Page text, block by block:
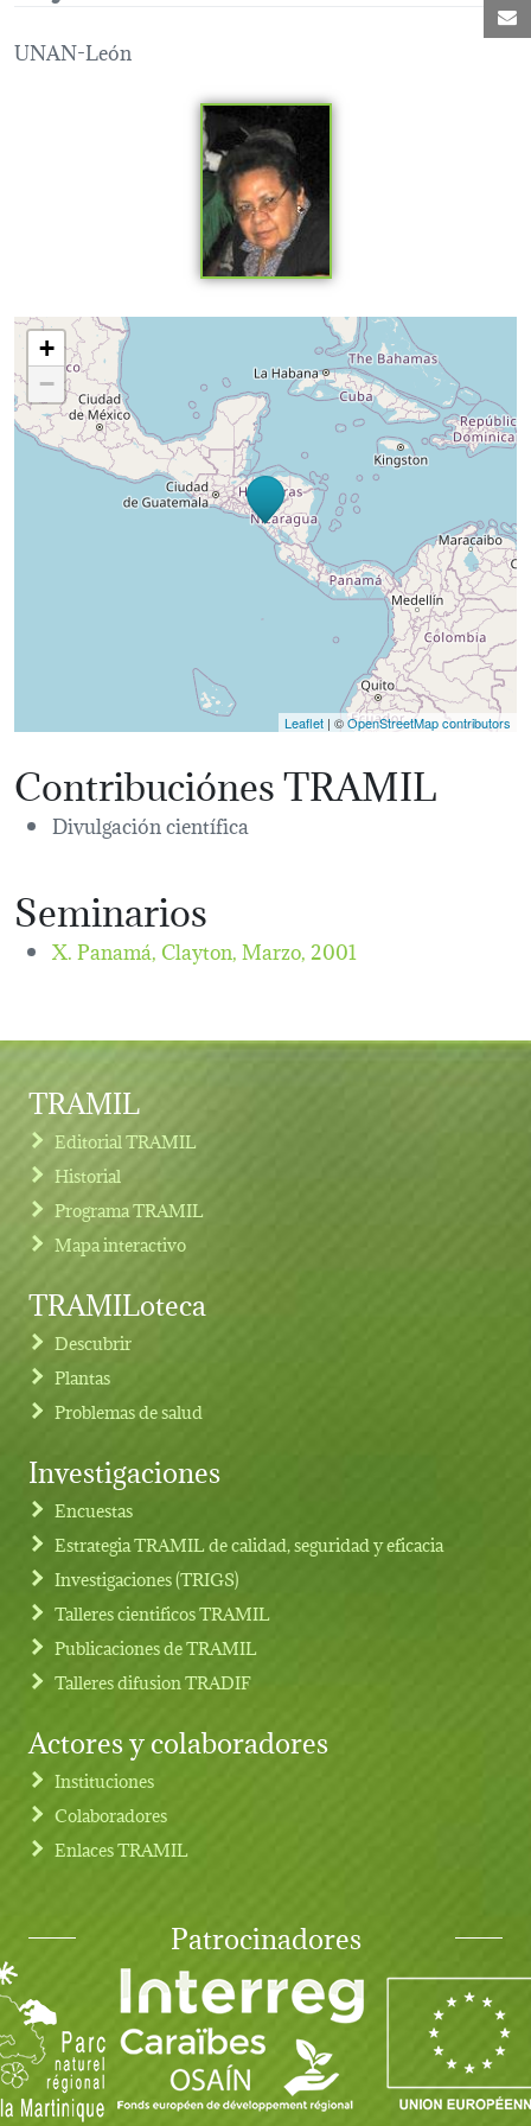
UNAN-León
Loading map...
+
−
Leaflet | ©OpenStreetMap contributors
Contribuciónes TRAMIL
Divulgación científica
Seminarios
X. Panamá, Clayton,Marzo, 2001
Footer menu
TRAMIL
Editorial TRAMIL
Historial
Programa TRAMIL
Mapa interactivo
TRAMILoteca
Descubrir
Plantas
Problemas de salud
Investigaciones
Encuestas
Estrategia TRAMIL de calidad, seguridad y eficacia
Investigaciones (TRIGS)
Talleres cientificos TRAMIL
Publicaciones de TRAMIL
Talleres difusion TRADIF
Actores y colaboradores
Instituciones
Colaboradores
Enlaces TRAMIL
Patrocinadores